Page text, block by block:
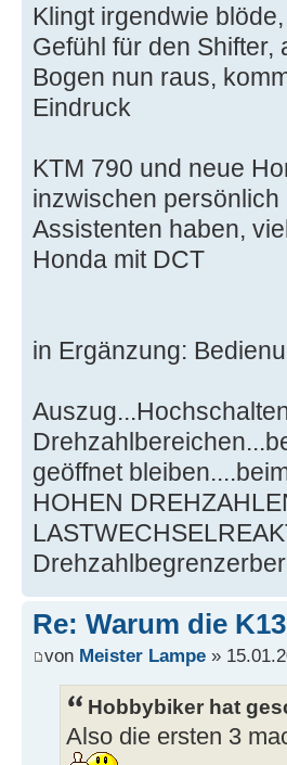
Klingt irgendwie
Gefühl für den
Bogen nun raus,
Eindruck
KTM 790 und neue
inzwischen
Assistenten haben,
Honda mit DCT
in Ergänzung:
geöffnet
HOHEN
Re: Warum die
von Meister Lampe »
Hobbybiker hat
Also die ersten 3